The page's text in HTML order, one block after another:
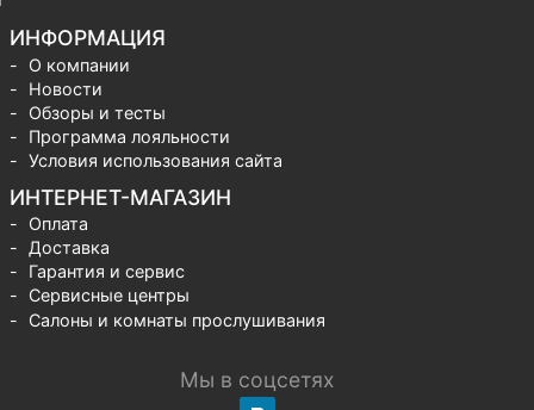
ИНФОРМАЦИЯ
О компании
Новости
Обзоры и тесты
Программа лояльности
Условия использования сайта
ИНТЕРНЕТ-МАГАЗИН
Оплата
Доставка
Гарантия и сервис
Сервисные центры
Салоны и комнаты прослушивания
Мы в соцсетях